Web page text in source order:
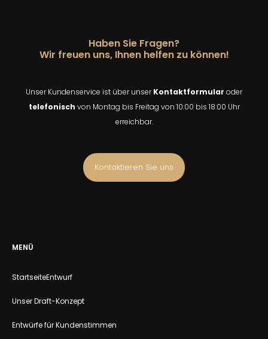
Haben Sie Fragen?
Wir freuen uns, Ihnen helfen zu können!
Unser Kundenservice ist über unserKontaktformular oder
telefonisch von Montag bis Freitag von 10:00 bis 18:00 Uhr
erreichbar.
Kontaktieren Sie uns
MENÜ
StartseiteEntwurf
Unser Draft-Konzept
Entwürfe für Kundenstimmen